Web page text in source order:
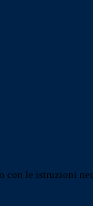
le istruzioni